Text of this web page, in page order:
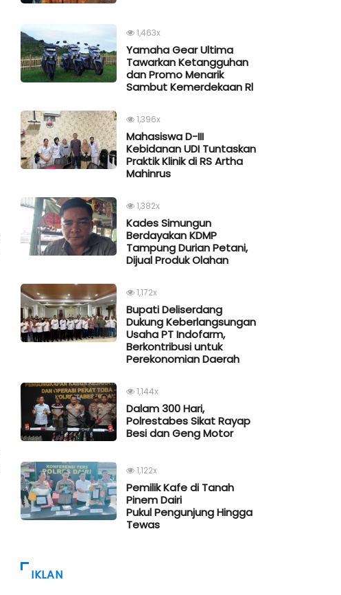
1,463x
Yamaha Gear Ultima
Tawarkan Ketangguhan
dan Promo Menarik
Sambut Kemerdekaan Rl
1,396x
Mahasiswa D-III
Kebidanan UDI Tuntaskan
Praktik Klinik di RS Artha
Mahinrus
1,382x
Kades Simungun
Berdayakan KDMP
Tampung Durian Petani,
Dijual Produk Olahan
1,172x
Bupati Deliserdang
Dukung Keberlangsungan
Usaha PT Indofarm,
Berkontribusi untuk
Perekonomian Daerah
1,144x
Dalam 300 Hari,
Polrestabes Sikat Rayap
Besi dan Geng Motor
1,122x
Pemilik Kafe di Tanah
Pinem Dairi
Pukul Pengunjung Hingga
Tewas
IKLAN